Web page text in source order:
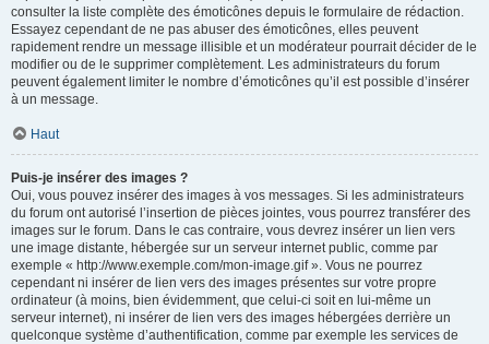
consulter la liste complète des émoticônes depuis le formulaire de rédaction.
Essayez cependant de ne pas abuser des émoticônes, elles peuvent
rapidement rendre un message illisible et un modérateur pourrait décider de le
modifier ou de le supprimer complètement. Les administrateurs du forum
peuvent également limiter le nombre d’émoticônes qu’il est possible d’insérer
à un message.
Haut
Puis-je insérer des images ?
Oui, vous pouvez insérer des images à vos messages. Si les administrateurs
du forum ont autorisé l’insertion de pièces jointes, vous pourrez transférer des
images sur le forum. Dans le cas contraire, vous devrez insérer un lien vers
une image distante, hébergée sur un serveur internet public, comme par
exemple « http://www.exemple.com/mon-image.gif ». Vous ne pourrez
cependant ni insérer de lien vers des images présentes sur votre propre
ordinateur (à moins, bien évidemment, que celui-ci soit en lui-même un
serveur internet), ni insérer de lien vers des images hébergées derrière un
quelconque système d’authentification, comme par exemple les services de